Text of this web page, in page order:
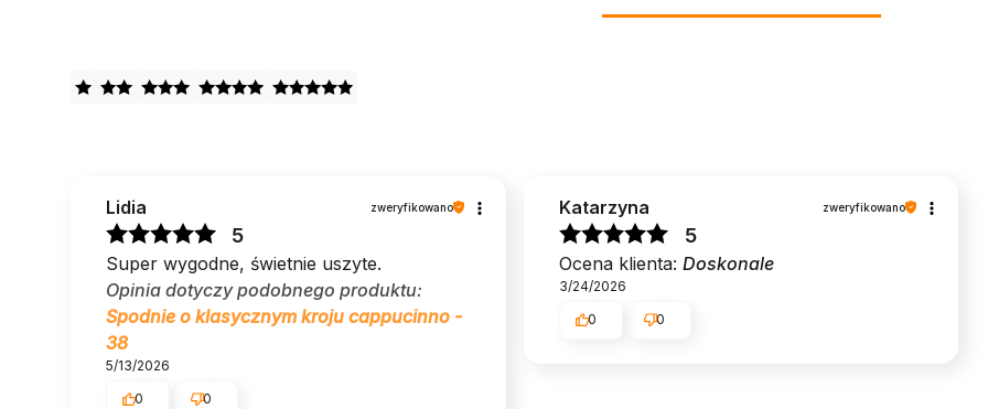
Lidia zweryfikowano
5
Super wygodne, świetnie uszyte.
Opinia dotyczy podobnego produktu:
Spodnie o klasycznym kroju cappucinno -
38
5/13/2026
0 0
Katarzyna zweryfikowano
5
Ocena klienta: Doskonale
3/24/2026
0 0